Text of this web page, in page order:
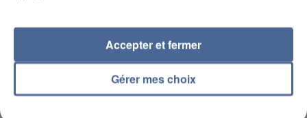
Gérer mes choix
Accepter et fermer